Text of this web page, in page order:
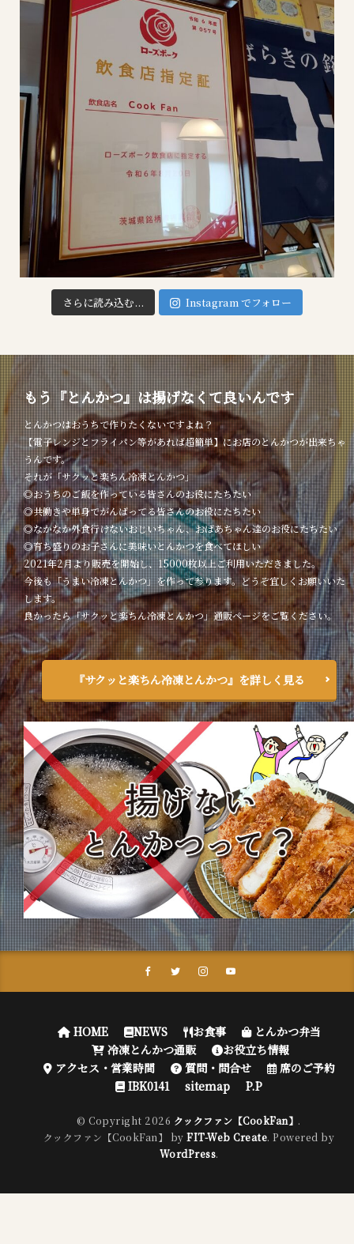
さらに読み込む... Instagram でフォロー
もう『とんかつ』は揚げなくて良いんです
とんかつはおうちで作りたくないですよね？
【電子レンジとフライパン等があれば超簡単】にお店のとんかつが出来ちゃ
うんです。
それが「サクッと楽ちん冷凍とんかつ」
◎おうちのご飯を作っている皆さんのお役にたちたい
◎共働きや単身でがんばってる皆さんのお役にたちたい
◎なかなか外食行けないおじいちゃん、おばあちゃん達のお役にたちたい
◎育ち盛りのお子さんに美味いとんかつを食べてほしい
2021年2月より販売を開始し、15000枚以上ご利用いただきました。
今後も「うまい冷凍とんかつ」を作って参ります。どうぞ宜しくお願いいた
します。
良かったら「サクッと楽ちん冷凍とんかつ」通販ページをご覧ください。
『サクッと楽ちん冷凍とんかつ』を詳しく見る
HOME NEWS お食事
とんかつ弁当
冷凍とんかつ通販
お役立ち情報
アクセス・営業時間
質問・問合せ
席のご予約
IBK0141
sitemap P.P
© Copyright 2026 クックファン【CookFan】 .
クックファン【CookFan】 byFIT-Web Create. Powered by
WordPress.